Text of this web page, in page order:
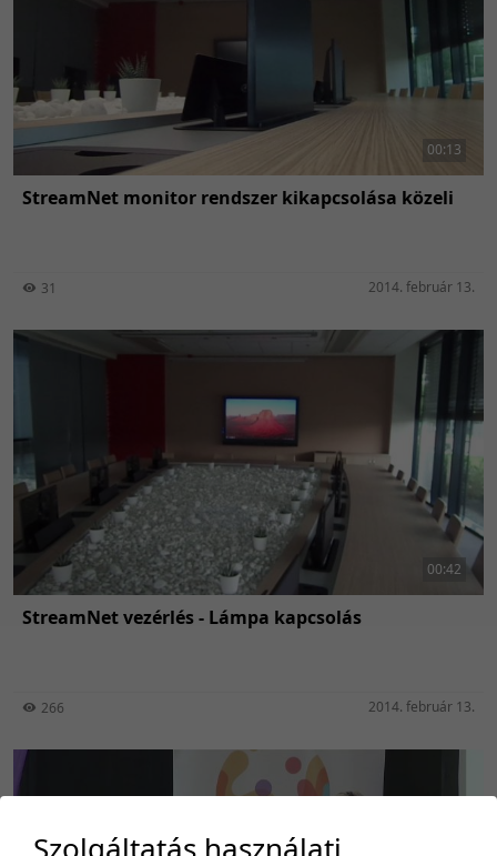
00:13
StreamNet monitor rendszer kikapcsolása közeli
31 2014. február 13.
00:42
StreamNet vezérlés - Lámpa kapcsolás
266 2014. február 13.